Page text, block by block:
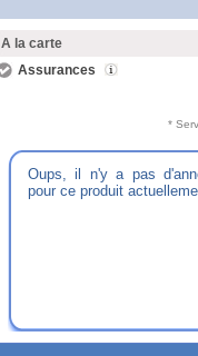
A la carte
Assurances
*
Oups, il n'y a pas
pour ce produit